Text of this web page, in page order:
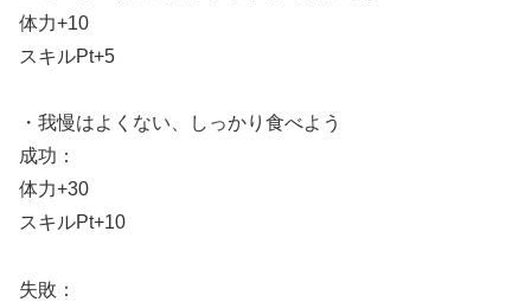
体力+10
スキルPt+5
・我慢はよくない、しっかり食べよう
成功：
体力+30
スキルPt+10
失敗：